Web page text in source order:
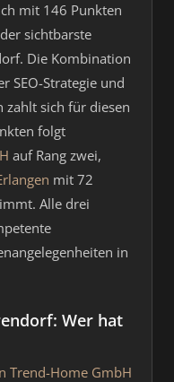
mit 146 Punkten
sichtbarste
Die Kombination
SEO-Strategie und
zahlt sich für diesen
folgt
auf Rang zwei,
mit 72
Alle drei
in
Wer hat
Trend-Home GmbH